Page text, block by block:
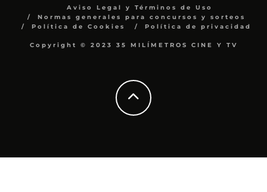
Aviso Legal y Términos de Uso
Normas generales para concursos y sorteos
Política de Cookies
Política de privacidad
Copyright © 2023 35 MILÍMETROS CINE Y TV